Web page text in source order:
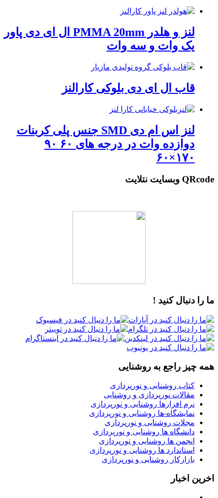
لنز و هلدر PMMA 20mm ال ای دی پاور
یک وات و سه وات
قاب ال ای دی بلوکی کارالنز
لنز اس ام دی SMD جنس پلی کربنات
دوازده وات در درجه های ۶۰ ۹۰
۱۷۰×۶۰
QRcode وبسایت نتلایت
ما را دنبال کنید !
همه چیز راجع به روشنایی
کتاب روشنایی و نورپردازی
مقالات نورپردازی و روشنایی
نرم افزارها روشنایی و نورپردازی
نمایشگاه-ها روشنایی و نورپردازی
مجلات روشنایی و نورپردازی
دانشگاه ها روشنایی و نورپردازی
انجمن ها روشنایی و نورپردازی
استاندارد ها روشنایی و نورپردازی
بازارکار روشنایی و نورپردازی
اخرین اخبار